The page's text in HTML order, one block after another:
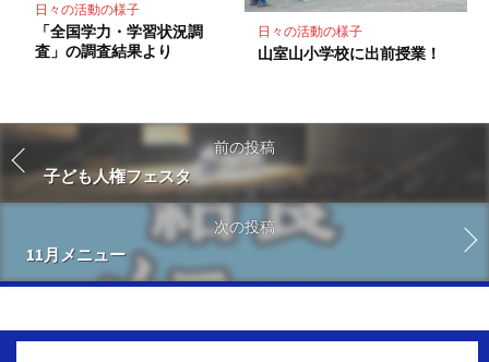
日々の活動の様子
「全国学力・学習状況調
査」の調査結果より
日々の活動の様子
山室山小学校に出前授業！
前の投稿
子ども人権フェスタ
次の投稿
11月メニュー